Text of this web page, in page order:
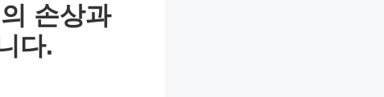
손상과
다.